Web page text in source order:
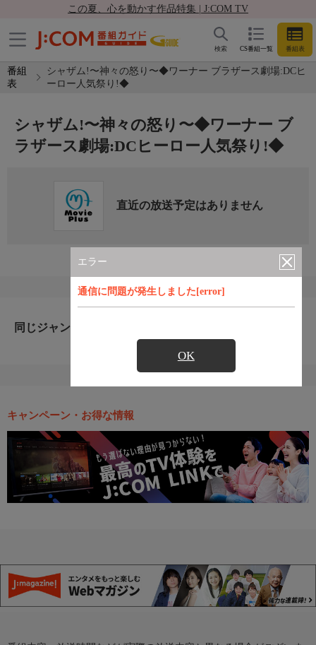
この夏、心を動かす作品特集 | J:COM TV
CS番組一覧 番組表
検索
番組
表
シャザム!〜神々の怒り〜◆ワーナー ブラザース劇場:DCヒ
ーロー人気祭り!◆
エラー
通信に問題が発生しました[error]
OK
シャザム!〜神々の怒り〜◆ワーナー ブ
ラザース劇場:DCヒーロー人気祭り!◆
直近の放送予定はありません
同じジャンルのおすすめ番組
キャンペーン・お得な情報